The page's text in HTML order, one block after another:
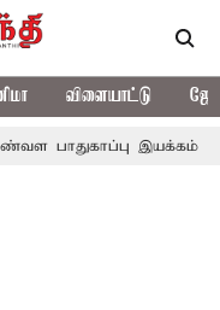
விளையாட்டு
இயக்கம்